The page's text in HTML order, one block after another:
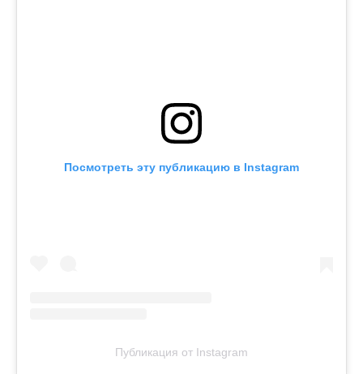
Посмотреть эту публикацию в Instagram
Публикация от Instagram